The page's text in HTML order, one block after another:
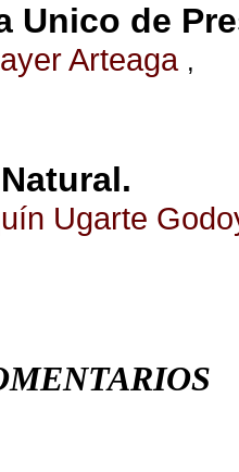
Unico de
Arteaga ,
Ugarte